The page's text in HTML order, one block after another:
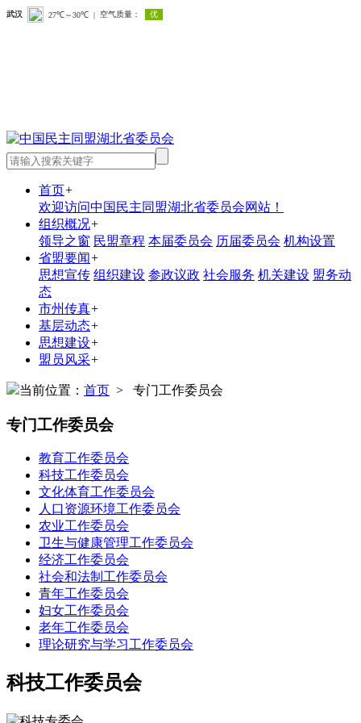
首页+
欢迎访问中国民主同盟湖北省委员会网站！
组织概况+
领导之窗 民盟章程 本届委员会 历届委员会 机构设置
省盟要闻+
思想宣传 组织建设 参政议政 社会服务 机关建设 盟务动
态
市州传真+
基层动态+
思想建设+
盟员风采+
当前位置： 首页 > 专门工作委员会
专门工作委员会
教育工作委员会
科技工作委员会
文化体育工作委员会
人口资源环境工作委员会
农业工作委员会
卫生与健康管理工作委员会
经济工作委员会
社会和法制工作委员会
青年工作委员会
妇女工作委员会
老年工作委员会
理论研究与学习工作委员会
科技工作委员会